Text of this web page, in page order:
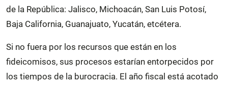
de la República: Jalisco, Michoacán, San Luis Potosí,
Baja California, Guanajuato, Yucatán, etcétera.
Si no fuera por los recursos que están en los
fideicomisos, sus procesos estarían entorpecidos por
los tiempos de la burocracia. El año fiscal está acotado